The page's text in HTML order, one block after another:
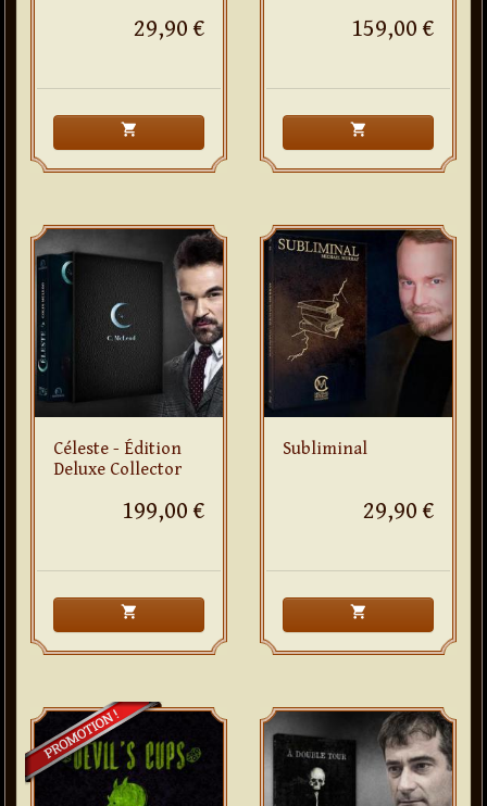
29,90 €
shopping_cart
159,00 €
shopping_cart
Céleste - Édition
Deluxe Collector
199,00 €
shopping_cart
Subliminal
29,90 €
shopping_cart